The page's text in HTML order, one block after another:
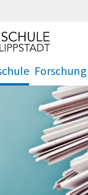
Forschung
.